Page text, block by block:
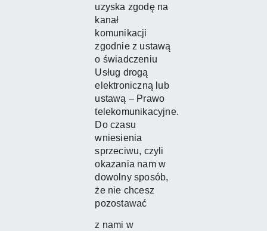
uzyska zgodę na
kanał
komunikacji
zgodnie z ustawą
o świadczeniu
Usług drogą
elektroniczną lub
ustawą – Prawo
telekomunikacyjne.
Do czasu
wniesienia
sprzeciwu, czyli
okazania nam w
dowolny sposób,
że nie chcesz
pozostawać
z nami w